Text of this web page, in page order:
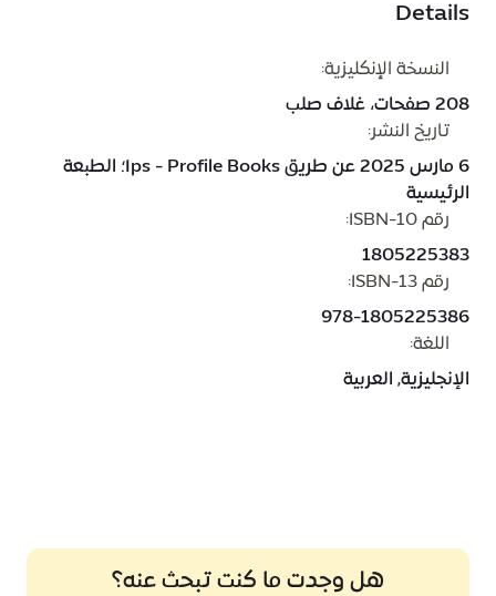
Details
النسخة الإنكليزية:
208 صفحات، غلاف صلب
تاريخ النشر:
6 مارس 2025 عن طريق Ips - Profile Books؛ الطبعة
الرئيسية
رقم ISBN-10:
1805225383
رقم ISBN-13:
978-1805225386
اللغة:
الإنجليزية, العربية
هل وجدت ما كنت تبحث عنه؟